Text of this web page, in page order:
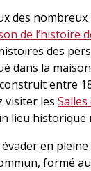
des
de l’histoire
des
dans la
entre
visiter les
lieu historique
en
formé